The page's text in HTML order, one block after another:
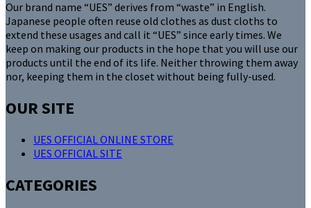
Our brand name “UES” derives from “waste” in English.
Japanese people often reuse old clothes as dust cloths to
extend these usages and call it “UES” since early times. We
keep on making our products in the hope that you will use our
products until the end of its life. Neither throwing them away
nor, keeping them in the closet without being fully-used.
OUR SITE
UES OFFICIAL ONLINE STORE
UES OFFICIAL SITE
CATEGORIES